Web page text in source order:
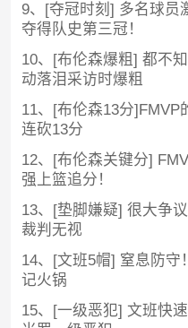
9、[夺冠时刻] 多名球员
夺得队史第三冠！
10、[布伦森爆粗] 都不
动落泪采访时爆粗
11、[布伦森13分]FMVP
连砍13分
12、[布伦森关键分]
强上篮追分！
13、[垫脚嫌疑] 很大争
裁判无视
14、[文班5帽] 窒息防守
记火锅
15、[一级恶犯] 文班快